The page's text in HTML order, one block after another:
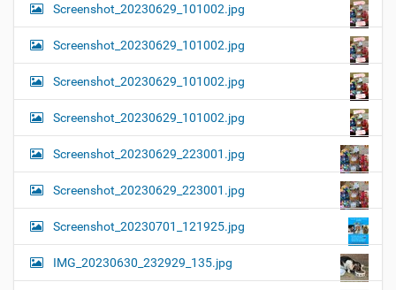
Screenshot_20230629_101002.jpg
Screenshot_20230629_101002.jpg
Screenshot_20230629_101002.jpg
Screenshot_20230629_101002.jpg
Screenshot_20230629_223001.jpg
Screenshot_20230629_223001.jpg
Screenshot_20230701_121925.jpg
IMG_20230630_232929_135.jpg